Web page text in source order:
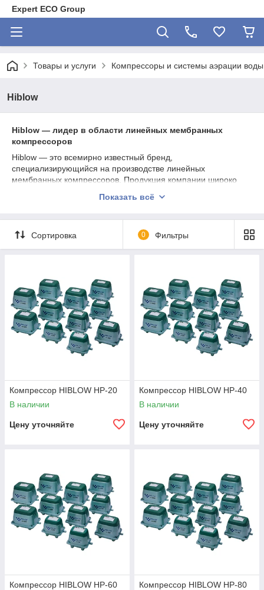
Expert ECO Group
Товары и услуги Компрессоры и системы аэрации воды
Hiblow
Hiblow — лидер в области линейных мембранных
компрессоров
Hiblow — это всемирно известный бренд,
специализирующийся на производстве линейных
мембранных компрессоров. Продукция компании широко
септиках, аквариумистике и других сферах, где требуется
Компрессоры Hiblow отличаются высокой
энергоэффективностью, низким уровнем шума и длительным
сроком службы. Благодаря инновационной линейной
необходимость в частом обслуживании.
В линейке Hiblow представлены модели для бытового и
промышленного применения, которые обеспечивают
надежную работу даже в круглосуточном режиме.
Компактные размеры и простота установки делают их
удобным решением для различных задач.
экономичное энергопотребление;
тихая работа;
высокая надежность и долговечность;
минимальные требования к обслуживанию;
Показать всё
Сортировка 0 Фильтры
Компрессор HIBLOW HP-20
В наличии
Цену уточняйте
Компрессор HIBLOW HP-40
В наличии
Цену уточняйте
Компрессор HIBLOW HP-60
Компрессор HIBLOW HP-80